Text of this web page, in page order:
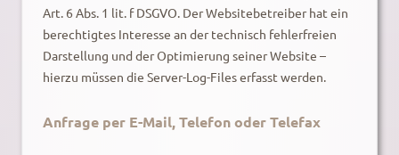
Art. 6 Abs. 1 lit. f DSGVO. Der Websitebetreiber hat ein
berechtigtes Interesse an der technisch fehlerfreien
Darstellung und der Optimierung seiner Website –
hierzu müssen die Server-Log-Files erfasst werden.
Anfrage per E-Mail, Telefon oder Telefax